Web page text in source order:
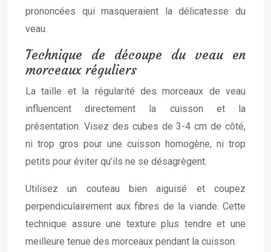
prononcées qui masqueraient la délicatesse du
veau.
Technique de découpe du veau en
morceaux réguliers
La taille et la régularité des morceaux de veau
influencent directement la cuisson et la
présentation. Visez des cubes de 3-4 cm de côté,
ni trop gros pour une cuisson homogène, ni trop
petits pour éviter qu’ils ne se désagrègent.
Utilisez un couteau bien aiguisé et coupez
perpendiculairement aux fibres de la viande. Cette
technique assure une texture plus tendre et une
meilleure tenue des morceaux pendant la cuisson.